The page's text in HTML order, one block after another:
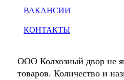
ВАКАНСИИ
КОНТАКТЫ
ООО Колхозный двор не
товаров. Количество и